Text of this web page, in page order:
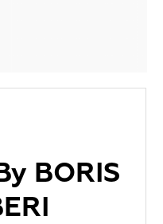
BORIS